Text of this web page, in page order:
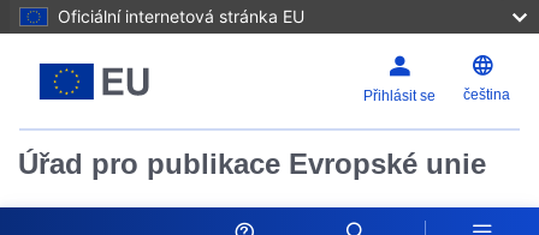
Oficiální internetová stránka EU
Přihlásit se čeština
Úřad pro publikace Evropské unie